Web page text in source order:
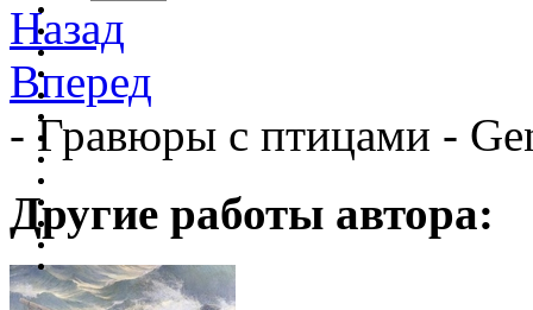
Назад
Вперед
- Гравюры с птицами -
Другие работы автора: